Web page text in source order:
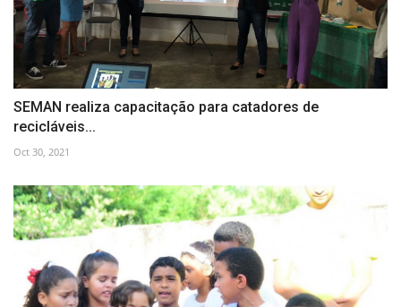
SEMAN realiza capacitação para catadores de
recicláveis...
Oct 30, 2021